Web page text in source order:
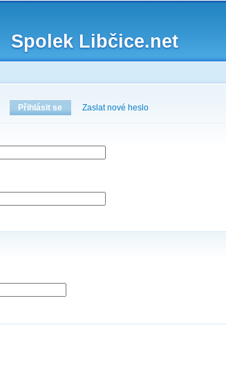
content
Spolek Libčice.net
Přihlásit se (active tab)
Zaslat nové heslo